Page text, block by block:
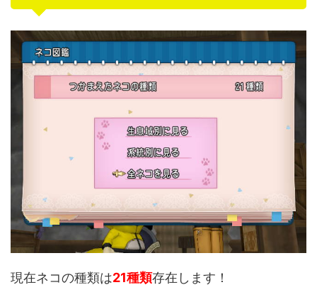
現在ネコの種類は21種類存在します！